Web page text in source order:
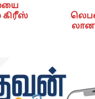
கிரீஸ்
லான